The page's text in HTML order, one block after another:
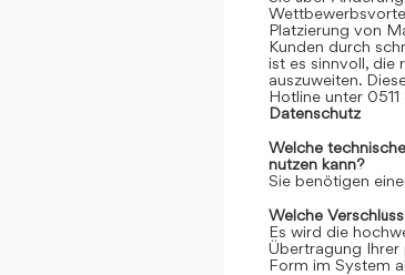
Platzierung von
Kunden durch
ist es sinnvoll, die
auszuweiten.
Hotline unter
Datenschutz
Welche
nutzen kann?
Sie benötigen
Welche
Es wird die
Übertragung Ihrer
Form im System